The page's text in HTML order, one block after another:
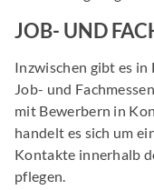
JOB- UND
Inzwischen gibt es
Job- und
mit Bewerbern in
handelt es sich um
Kontakte innerhalb
pflegen.